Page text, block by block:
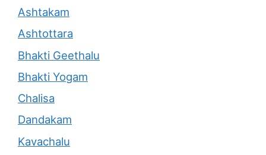
Ashtakam
Ashtottara
Bhakti Geethalu
Bhakti Yogam
Chalisa
Dandakam
Kavachalu